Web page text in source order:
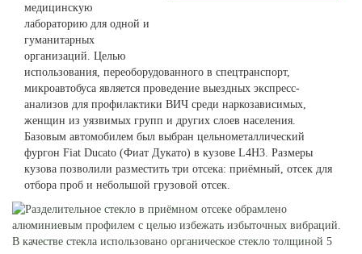
медицинскую
лабораторию для одной и
гуманитарных
организаций. Целью
использования, переоборудованного в спецтранспорт,
микроавтобуса является проведение выездных экспресс-
анализов для профилактики ВИЧ среди наркозависимых,
женщин из уязвимых групп и других слоев населения.
Базовым автомобилем был выбран цельнометаллический
фургон Fiat Ducato (Фиат Дукато) в кузове L4H3. Размеры
кузова позволили разместить три отсека: приёмный, отсек для
отбора проб и небольшой грузовой отсек.